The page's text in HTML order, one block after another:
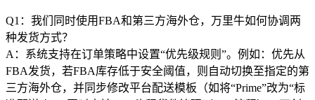
Q1：我们同时使用FBA和第三方海外仓，万里牛如何协调两
种发货方式？
A：系统支持在订单策略中设置“优先级规则”。例如：优先从
FBA发货，若FBA库存低于安全阈值，则自动切换至指定的第
三方海外仓，并同步修改平台配送模板（如将“Prime”改为“标